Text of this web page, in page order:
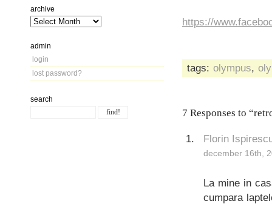
archive
admin
login
lost password?
search
https://
tags: olympus,
7 Responses to
Florin
december 16th,
La mine in
cumpara